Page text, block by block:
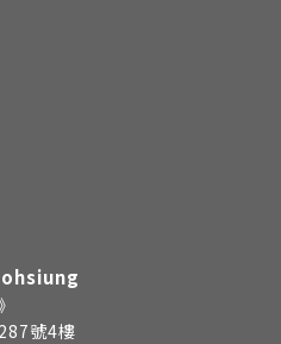
號4樓